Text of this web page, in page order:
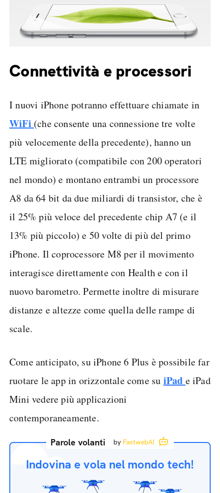
Connettività e processori
I nuovi iPhone potranno effettuare chiamate in
WiFi (che consente una connessione tre volte
più velocemente della precedente), hanno un
LTE migliorato (compatibile con 200 operatori
nel mondo) e montano entrambi un processore
A8 da 64 bit da due miliardi di transistor, che è
il 25% più veloce del precedente chip A7 (e il
13% più piccolo) e 50 volte di più del primo
iPhone. Il coprocessore M8 per il movimento
interagisce direttamente con Health e con il
nuovo barometro. Permette inoltre di misurare
distanze e altezze come quella delle rampe di
scale.
Come anticipato, su iPhone 6 Plus è possibile far
ruotare le app in orizzontale come su iPad e iPad
Mini vedere più applicazioni
contemporaneamente.
Parole volanti by FastwebAI
Indovina e vola nel mondo tech!